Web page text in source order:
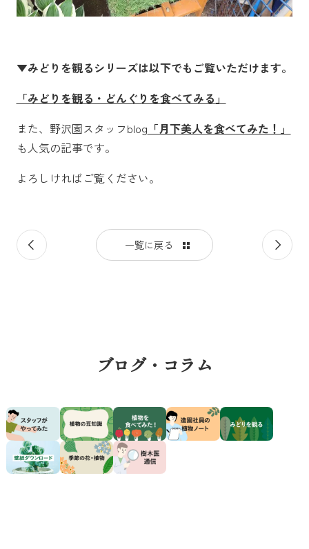
▼みどりを観るシリーズは以下でもご覧いただけます。
「みどりを観る・どんぐりを食べてみる」
また、野沢園スタッフblog 「月下美人を食べてみた！」
も人気の記事です。
よろしければご覧ください。
前
の
一覧に戻る
次
の
ブログ・コラム